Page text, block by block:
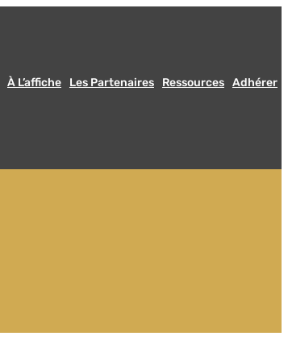
À L’affiche Les Partenaires Ressources Adhérer